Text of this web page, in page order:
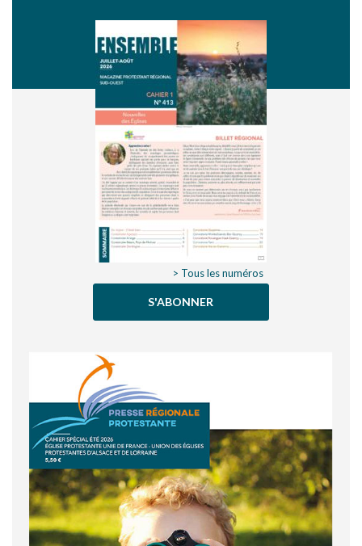
> Tous les numéros
S'ABONNER